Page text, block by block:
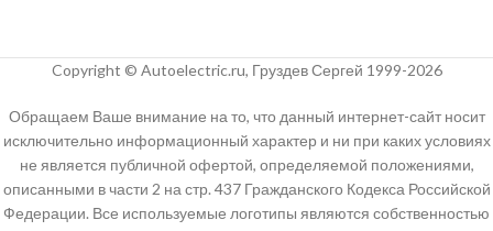
Copyright © Autoelectric.ru, Груздев Сергей 1999-2026
Обращаем Ваше внимание на то, что данный интернет-сайт носит
исключительно информационный характер и ни при каких условиях
не является публичной офертой, определяемой положениями,
описанными в части 2 на стр. 437 Гражданского Кодекса Российской
Федерации. Все используемые логотипы являются собственностью